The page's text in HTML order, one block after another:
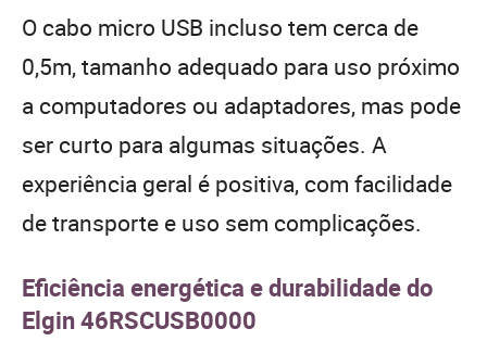
O cabo micro USB incluso tem cerca de
0,5m, tamanho adequado para uso próximo
a computadores ou adaptadores, mas pode
ser curto para algumas situações. A
experiência geral é positiva, com facilidade
de transporte e uso sem complicações.
Eficiência energética e durabilidade do
Elgin 46RSCUSB0000